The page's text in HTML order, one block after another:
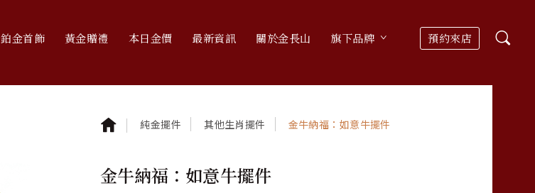
鉑金首飾 黃金贈禮 本日金價 最新資訊 關於金長山 旗下品牌 預約來店
純金擺件 其他生肖擺件 金牛納福：如意牛擺件
金牛納福：如意牛擺件